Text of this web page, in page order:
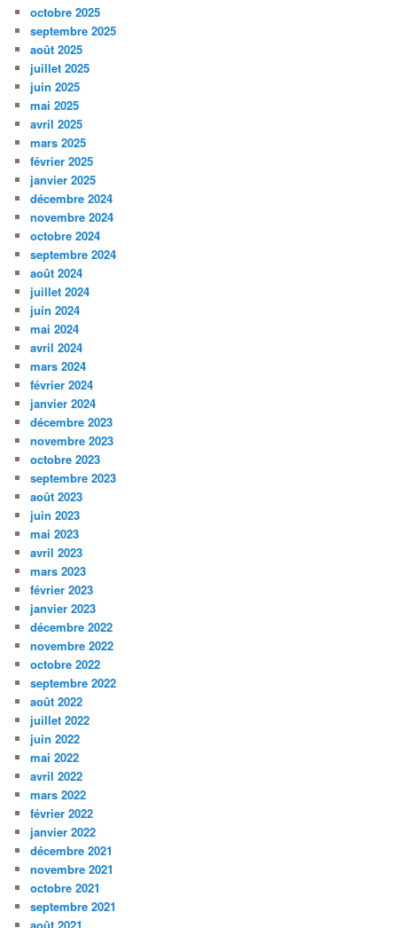
octobre 2025
septembre 2025
août 2025
juillet 2025
juin 2025
mai 2025
avril 2025
mars 2025
février 2025
janvier 2025
décembre 2024
novembre 2024
octobre 2024
septembre 2024
août 2024
juillet 2024
juin 2024
mai 2024
avril 2024
mars 2024
février 2024
janvier 2024
décembre 2023
novembre 2023
octobre 2023
septembre 2023
août 2023
juin 2023
mai 2023
avril 2023
mars 2023
février 2023
janvier 2023
décembre 2022
novembre 2022
octobre 2022
septembre 2022
août 2022
juillet 2022
juin 2022
mai 2022
avril 2022
mars 2022
février 2022
janvier 2022
décembre 2021
novembre 2021
octobre 2021
septembre 2021